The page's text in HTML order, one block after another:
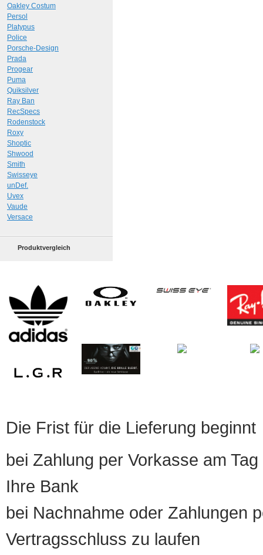
Oakley Costum
Persol
Platypus
Police
Porsche-Design
Prada
Progear
Puma
Quiksilver
Ray Ban
RecSpecs
Rodenstock
Roxy
Shoptic
Shwood
Smith
Swisseye
unDef.
Uvex
Vaude
Versace
Produktvergleich
Die Frist für die Lieferung beginnt
bei Zahlung per Vorkasse am
Ihre Bank
bei Nachnahme oder Zahlungen
Vertragsschluss zu laufen